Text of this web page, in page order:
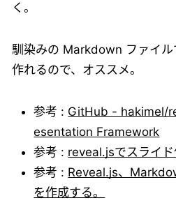
く。
馴染みの Markdown ファイル
作れるので、オススメ。
参考 : GitHub - hakimel/
esentation Framework
参考 : reveal.jsでスライド
参考 : Reveal.js、
を作成する。